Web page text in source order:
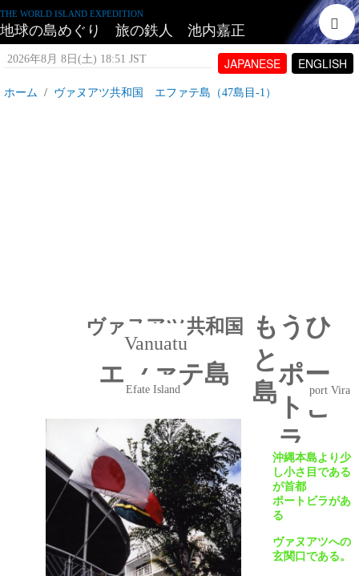
THE WORLD ISLAND EXPEDITION
地球の島めぐり 旅の鉄人 池内嘉正
JAPANESE ENGLISH
2026年8月 8日(土) 18:51 JST
ホーム ヴァヌアツ共和国 エファテ島（47島目-1）
沖縄本島より少
し小さ目である
が首都
ポートビラがあ
る
ヴァヌアツへの
玄関口である。
port Vira
Efate Island
Vanuatu
ポー
トビ
ラ
ヴァヌアツ共和国
エファテ島
もうひ
とつの
島